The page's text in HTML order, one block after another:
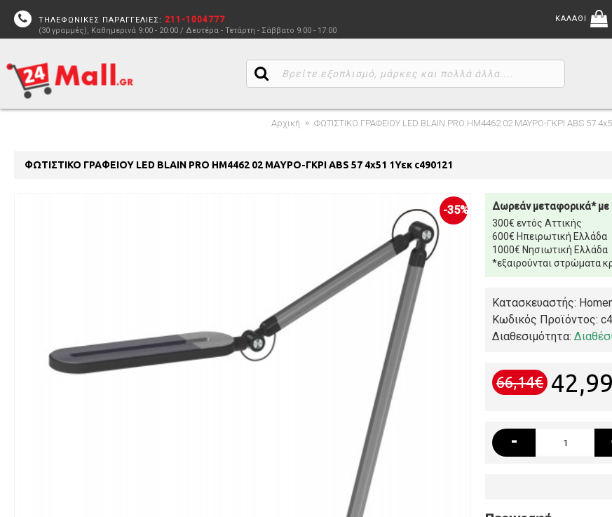
ΤΗΛΕΦΩΝΙΚΕΣ ΠΑΡΑΓΓΕΛΙΕΣ: 211-1004777
(30 γραμμές), Καθημερινά 9:00 - 20:00 / Δευτέρα - Τετάρτη - Σάββατο 9:00 - 17:00
ΚΑΛΑΘΙ
Αρχική ΦΩΤΙΣΤΙΚΟ ΓΡΑΦΕΙΟΥ LED BLAIN PRO HM4462 02 ΜΑΥΡΟ-ΓΚΡΙ ABS 57
ΦΩΤΙΣΤΙΚΟ ΓΡΑΦΕΙΟΥ LED BLAIN PRO HM4462 02 ΜΑΥΡΟ-ΓΚΡΙ ABS 57 4x51 1Υεκ c490121
-35%
Δωρεάν μεταφορικά* με
300€ εντός Αττικής
600€ Ηπειρωτική Ελλάδα
1000€ Νησιωτική Ελλάδα
*εξαιρούνται στρώματα
Κατασκευαστής:
Κωδικός Προϊόντος:
Διαθεσιμότητα:
66,14€
-